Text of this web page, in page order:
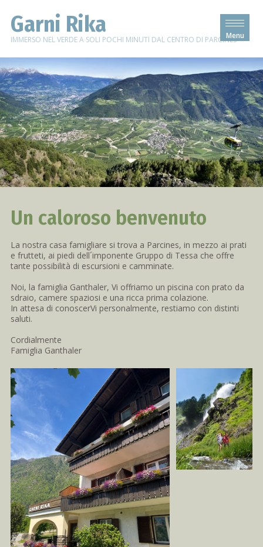
Menu
Garni Rika
IMMERSO NEL VERDE A SOLI POCHI MINUTI DAL CENTRO DI PARCINES
Un caloroso benvenuto
La nostra casa famigliare si trova a Parcines, in mezzo ai prati
e frutteti, ai piedi dell´imponente Gruppo di Tessa che offre
tante possibilità di escursioni e camminate.
Noi, la famiglia Ganthaler, Vi offriamo un piscina con prato da
sdraio, camere spaziosi e una ricca prima colazione.
In attesa di conoscerVi personalmente, restiamo con distinti
saluti.
Cordialmente
Famiglia Ganthaler